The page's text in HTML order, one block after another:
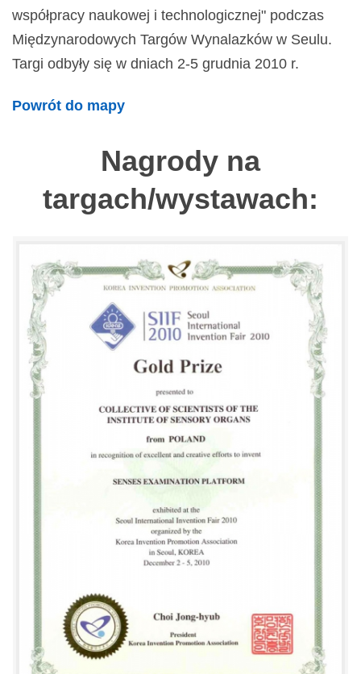
współpracy naukowej i technologicznej" podczas
Międzynarodowych Targów Wynalazków w Seulu.
Targi odbyły się w dniach 2-5 grudnia 2010 r.
Powrót do mapy
Nagrody na
targach/wystawach: